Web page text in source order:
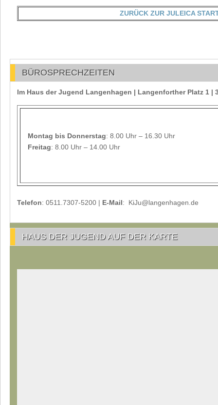
ZURÜCK ZUR JULEICA
BÜROSPRECHZEITEN
Im Haus der Jugend Langenhagen | Langenforther Platz 1 |
Montag bis Donnerstag: 8.00 Uhr – 16.30 Uhr
Freitag: 8.00 Uhr – 14.00 Uhr
Telefon: 0511.7307-5200 | E-Mail: KiJu@langenhagen.de
HAUS DER JUGEND AUF DER KARTE